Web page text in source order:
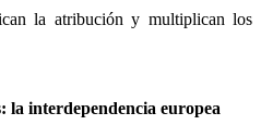
la atribución y multiplican los
la interdependencia europea